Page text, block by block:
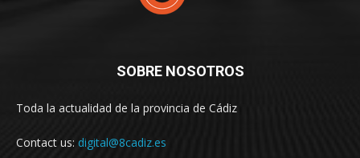
SOBRE NOSOTROS
Toda la actualidad de la provincia de Cádiz
Contact us: digital@8cadiz.es